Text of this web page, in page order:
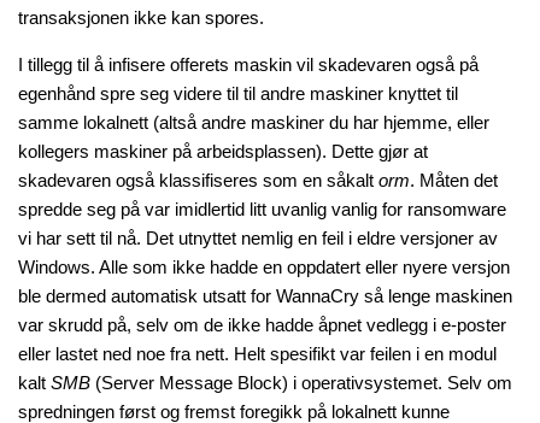
transaksjonen ikke kan spores.
I tillegg til å infisere offerets maskin vil skadevaren også på
egenhånd spre seg videre til til andre maskiner knyttet til
samme lokalnett (altså andre maskiner du har hjemme, eller
kollegers maskiner på arbeidsplassen). Dette gjør at
skadevaren også klassifiseres som en såkalt orm. Måten det
spredde seg på var imidlertid litt uvanlig vanlig for ransomware
vi har sett til nå. Det utnyttet nemlig en feil i eldre versjoner av
Windows. Alle som ikke hadde en oppdatert eller nyere versjon
ble dermed automatisk utsatt for WannaCry så lenge maskinen
var skrudd på, selv om de ikke hadde åpnet vedlegg i e-poster
eller lastet ned noe fra nett. Helt spesifikt var feilen i en modul
kalt SMB (Server Message Block) i operativsystemet. Selv om
spredningen først og fremst foregikk på lokalnett kunne